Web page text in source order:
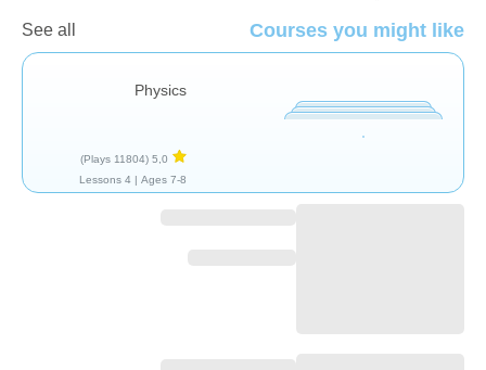
Courses you might like
See all
Physics
5,0
(11804 Plays)
Ages 7-8 |
4 Lessons